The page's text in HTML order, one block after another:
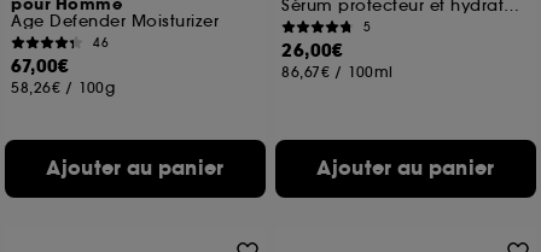
pour Homme
Age Defender Moisturizer
46
67,00€
58,26€ / 100g
Ajouter au panier
Sérum protecteur et hydratation intense
5
26,00€
86,67€ / 100ml
Ajouter au panier